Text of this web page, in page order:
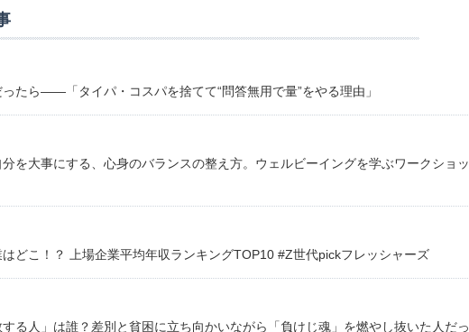
たら――「タイパ・コスパを捨てて“問答無用で量”をやる理由」
を大事にする、心身のバランスの整え方。ウェルビーイングを学ぶワークショッ
どこ！？ 上場企業平均年収ランキングTOP10 #Z世代pickフレッシャーズ
る人」は誰？差別と貧困に立ち向かいながら「負けじ魂」を燃やし抜いた人だっ